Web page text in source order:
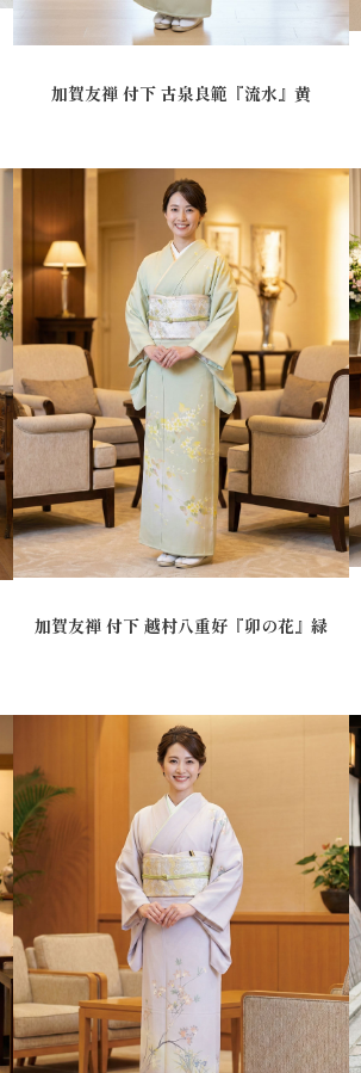
加賀友禅 付下 古泉良範『流水』黄
加賀友禅 付下 越村八重好『卯の花』緑